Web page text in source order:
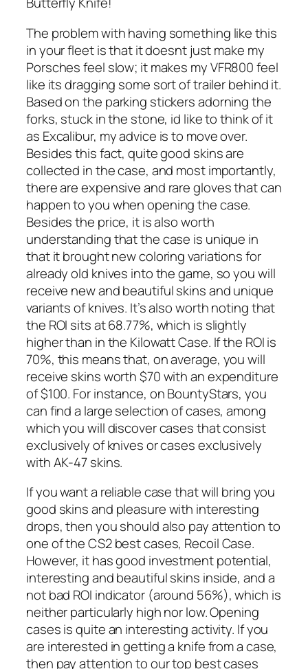
The problem with having something like this
in your fleet is that it doesnt just make my
Porsches feel slow; it makes my VFR800 feel
like its dragging some sort of trailer behind it.
Based on the parking stickers adorning the
forks, stuck in the stone, id like to think of it
as Excalibur, my advice is to move over.
Besides this fact, quite good skins are
collected in the case, and most importantly,
there are expensive and rare gloves that can
happen to you when opening the case.
Besides the price, it is also worth
understanding that the case is unique in
that it brought new coloring variations for
already old knives into the game, so you will
receive new and beautiful skins and unique
variants of knives. It’s also worth noting that
the ROI sits at 68.77%, which is slightly
higher than in the Kilowatt Case. If the ROI is
70%, this means that, on average, you will
receive skins worth $70 with an expenditure
of $100. For instance, on BountyStars, you
can find a large selection of cases, among
which you will discover cases that consist
exclusively of knives or cases exclusively
with AK-47 skins.
If you want a reliable case that will bring you
good skins and pleasure with interesting
drops, then you should also pay attention to
one of the CS2 best cases, Recoil Case.
However, it has good investment potential,
interesting and beautiful skins inside, and a
not bad ROI indicator (around 56%), which is
neither particularly high nor low. Opening
cases is quite an interesting activity. If you
are interested in getting a knife from a case,
then pay attention to our top best cases